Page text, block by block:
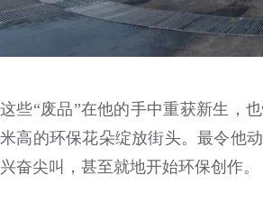
这些“废品”在他的手中重获新生，
米高的环保花朵绽放街头。最令他
兴奋尖叫，甚至就地开始环保创作。